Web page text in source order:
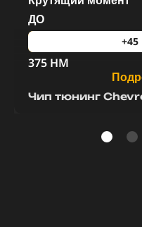
Чип тюнинг
ДО
+45
375 HM